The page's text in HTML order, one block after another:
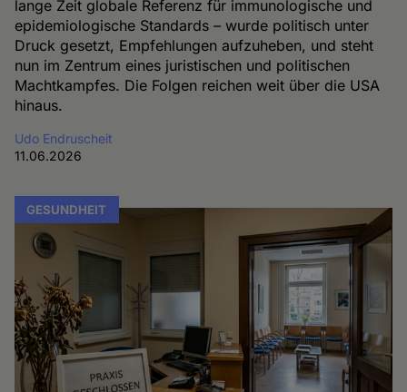
lange Zeit globale Referenz für immunologische und
epidemiologische Standards – wurde politisch unter
Druck gesetzt, Empfehlungen aufzuheben, und steht
nun im Zentrum eines juristischen und politischen
Machtkampfes. Die Folgen reichen weit über die USA
hinaus.
Udo Endruscheit
11.06.2026
GESUNDHEIT